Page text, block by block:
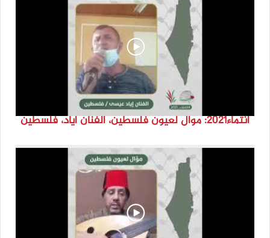
انتماء2021: موال لعيون فلسطين، الفنان اياد، فلسطين